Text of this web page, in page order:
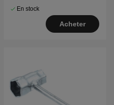
En stock
Acheter